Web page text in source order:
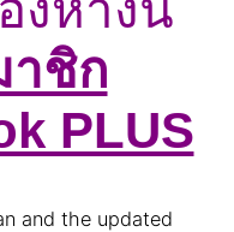
าชิก
PLUS
and the updated